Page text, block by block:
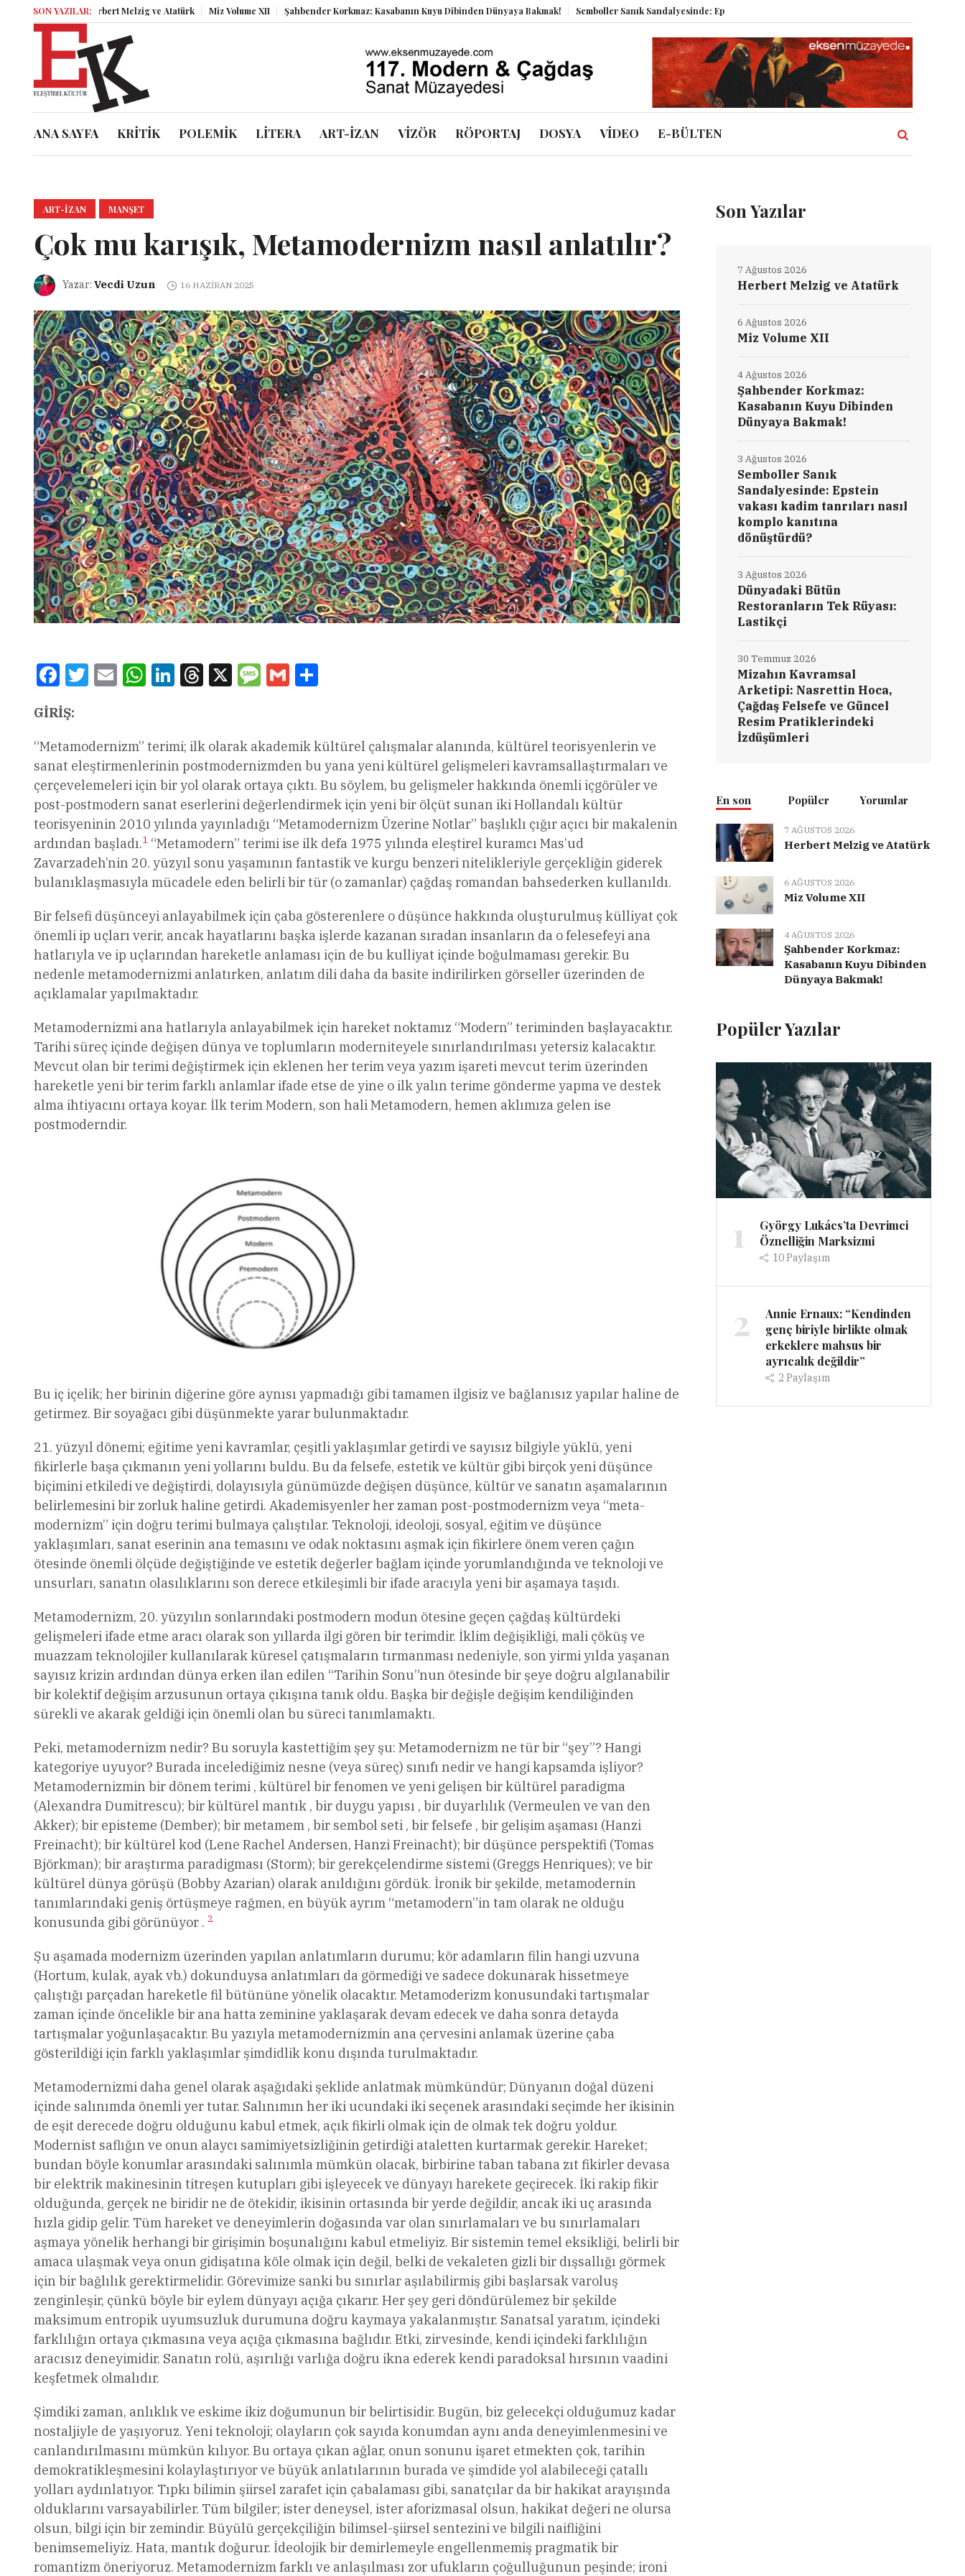
SON YAZILAR:
Herbert Melzig ve Atatürk Miz Volume XII Şahbender Korkmaz: Kasabanın Kuyu Dibinden Dünyaya Bakmak! Semboller Sanık Sandalyesinde: Epstein vakası kadim tanrıları nasıl komplo kanıtına dönüştürdü?
ANA SAYFA KRİTİK POLEMİK LİTERA ART-İZAN VİZÖR RÖPORTAJ DOSYA VİDEO E-BÜLTEN
ART-IZAN MANŞET
Çok mu karışık, Metamodernizm nasıl anlatılır?
Yazar: Vecdi Uzun 16 HAZIRAN 2025
FacebookTwitterEmail WhatsAppLinkedInThreads
X Message
Gmail
GİRİŞ:
“Metamodernizm” terimi; ilk olarak akademik kültürel çalışmalar alanında, kültürel teorisyenlerin ve
sanat eleştirmenlerinin postmodernizmden bu yana yeni kültürel gelişmeleri kavramsallaştırmaları ve
çerçevelemeleri için bir yol olarak ortaya çıktı. Bu söylem, bu gelişmeler hakkında önemli içgörüler ve
post-postmodern sanat eserlerini değerlendirmek için yeni bir ölçüt sunan iki Hollandalı kültür
teorisyeninin 2010 yılında yayınladığı “Metamodernizm Üzerine Notlar” başlıklı çığır açıcı bir makalenin
ardından başladı.1“Metamodern” terimi ise ilk defa 1975 yılında eleştirel kuramcı Mas’ud
Zavarzadeh’nin 20. yüzyıl sonu yaşamının fantastik ve kurgu benzeri nitelikleriyle gerçekliğin giderek
bulanıklaşmasıyla mücadele eden belirli bir tür (o zamanlar) çağdaş romandan bahsederken kullanıldı.
Bir felsefi düşünceyi anlayabilmek için çaba gösterenlere o düşünce hakkında oluşturulmuş külliyat çok
önemli ip uçları verir, ancak hayatlarını başka işlerde kazanan sıradan insanların da o felesefeyi ana
hatlarıyla ve ip uçlarından hareketle anlaması için de bu kulliyat içinde boğulmaması gerekir. Bu
nedenle metamodernizmi anlatırken, anlatım dili daha da basite indirilirken görseller üzerinden de
açıklamalar yapılmaktadır.
Metamodernizmi ana hatlarıyla anlayabilmek için hareket noktamız “Modern” teriminden başlayacaktır.
Tarihi süreç içinde değişen dünya ve toplumların moderniteyele sınırlandırılması yetersiz kalacaktır.
Mevcut olan bir terimi değiştirmek için eklenen her terim veya yazım işareti mevcut terim üzerinden
hareketle yeni bir terim farklı anlamlar ifade etse de yine o ilk yalın terime gönderme yapma ve destek
alma ihtiyacını ortaya koyar. İlk terim Modern, son hali Metamodern, hemen aklımıza gelen ise
postmoderndir.
Bu iç içelik; her birinin diğerine göre aynısı yapmadığı gibi tamamen ilgisiz ve bağlanısız yapılar haline de
getirmez. Bir soyağacı gibi düşünmekte yarar bulunmaktadır.
21. yüzyıl dönemi; eğitime yeni kavramlar, çeşitli yaklaşımlar getirdi ve sayısız bilgiyle yüklü, yeni
fikirlerle başa çıkmanın yeni yollarını buldu. Bu da felsefe, estetik ve kültür gibi birçok yeni düşünce
biçimini etkiledi ve değiştirdi, dolayısıyla günümüzde değişen düşünce, kültür ve sanatın aşamalarının
belirlemesini bir zorluk haline getirdi. Akademisyenler her zaman post-postmodernizm veya “meta-
modernizm” için doğru terimi bulmaya çalıştılar. Teknoloji, ideoloji, sosyal, eğitim ve düşünce
yaklaşımları, sanat eserinin ana temasını ve odak noktasını aşmak için fikirlere önem veren çağın
ötesinde önemli ölçüde değiştiğinde ve estetik değerler bağlam içinde yorumlandığında ve teknoloji ve
unsurları, sanatın olasılıklarını son derece etkileşimli bir ifade aracıyla yeni bir aşamaya taşıdı.
Metamodernizm, 20. yüzyılın sonlarındaki postmodern modun ötesine geçen çağdaş kültürdeki
gelişmeleri ifade etme aracı olarak son yıllarda ilgi gören bir terimdir. İklim değişikliği, mali çöküş ve
muazzam teknolojiler kullanılarak küresel çatışmaların tırmanması nedeniyle, son yirmi yılda yaşanan
sayısız krizin ardından dünya erken ilan edilen “Tarihin Sonu”nun ötesinde bir şeye doğru algılanabilir
bir kolektif değişim arzusunun ortaya çıkışına tanık oldu. Başka bir değişle değişim kendiliğinden
sürekli ve akarak geldiği için önemli olan bu süreci tanımlamaktı.
Peki, metamodernizm nedir? Bu soruyla kastettiğim şey şu: Metamodernizm ne tür bir “şey”? Hangi
kategoriye uyuyor? Burada incelediğimiz nesne (veya süreç) sınıfı nedir ve hangi kapsamda işliyor?
Metamodernizmin bir dönem terimi , kültürel bir fenomen ve yeni gelişen bir kültürel paradigma
(Alexandra Dumitrescu); bir kültürel mantık , bir duygu yapısı , bir duyarlılık (Vermeulen ve van den
Akker); bir episteme (Dember); bir metamem , bir sembol seti , bir felsefe , bir gelişim aşaması (Hanzi
Freinacht); bir kültürel kod (Lene Rachel Andersen, Hanzi Freinacht); bir düşünce perspektifi (Tomas
Björkman); bir araştırma paradigması (Storm); bir gerekçelendirme sistemi (Greggs Henriques); ve bir
kültürel dünya görüşü (Bobby Azarian) olarak anıldığını gördük. İronik bir şekilde, metamodernin
tanımlarındaki geniş örtüşmeye rağmen, en büyük ayrım “metamodern”in tam olarak ne olduğu
konusunda gibi görünüyor . 2
Şu aşamada modernizm üzerinden yapılan anlatımların durumu; kör adamların filin hangi uzvuna
(Hortum, kulak, ayak vb.) dokunduysa anlatımları da görmediği ve sadece dokunarak hissetmeye
çalıştığı parçadan hareketle fil bütününe yönelik olacaktır. Metamoderizm konusundaki tartışmalar
zaman içinde öncelikle bir ana hatta zeminine yaklaşarak devam edecek ve daha sonra detayda
tartışmalar yoğunlaşacaktır. Bu yazıyla metamodernizmin ana çervesini anlamak üzerine çaba
gösterildiği için farklı yaklaşımlar şimdidlik konu dışında turulmaktadır.
Metamodernizmi daha genel olarak aşağıdaki şeklide anlatmak mümkündür; Dünyanın doğal düzeni
içinde salınımda önemli yer tutar. Salınımın her iki ucundaki iki seçenek arasındaki seçimde her ikisinin
de eşit derecede doğru olduğunu kabul etmek, açık fikirli olmak için de olmak tek doğru yoldur.
Modernist saflığın ve onun alaycı samimiyetsizliğinin getirdiği ataletten kurtarmak gerekir. Hareket;
bundan böyle konumlar arasındaki salınımla mümkün olacak, birbirine taban tabana zıt fikirler devasa
bir elektrik makinesinin titreşen kutupları gibi işleyecek ve dünyayı harekete geçirecek. İki rakip fikir
olduğunda, gerçek ne biridir ne de ötekidir, ikisinin ortasında bir yerde değildir, ancak iki uç arasında
hızla gidip gelir. Tüm hareket ve deneyimlerin doğasında var olan sınırlamaları ve bu sınırlamaları
aşmaya yönelik herhangi bir girişimin boşunalığını kabul etmeliyiz. Bir sistemin temel eksikliği, belirli bir
amaca ulaşmak veya onun gidişatına köle olmak için değil, belki de vekaleten gizli bir dışsallığı görmek
için bir bağlılık gerektirmelidir. Görevimize sanki bu sınırlar aşılabilirmiş gibi başlarsak varoluş
zenginleşir, çünkü böyle bir eylem dünyayı açığa çıkarır. Her şey geri döndürülemez bir şekilde
maksimum entropik uyumsuzluk durumuna doğru kaymaya yakalanmıştır. Sanatsal yaratım, içindeki
farklılığın ortaya çıkmasına veya açığa çıkmasına bağlıdır. Etki, zirvesinde, kendi içindeki farklılığın
aracısız deneyimidir. Sanatın rolü, aşırılığı varlığa doğru ikna ederek kendi paradoksal hırsının vaadini
keşfetmek olmalıdır.
Şimdiki zaman, anlıklık ve eskime ikiz doğumunun bir belirtisidir. Bugün, biz gelecekçi olduğumuz kadar
nostaljiyle de yaşıyoruz. Yeni teknoloji; olayların çok sayıda konumdan aynı anda deneyimlenmesini ve
canlandırılmasını mümkün kılıyor. Bu ortaya çıkan ağlar, onun sonunu işaret etmekten çok, tarihin
demokratikleşmesini kolaylaştırıyor ve büyük anlatılarının burada ve şimdide yol alabileceği çatallı
yolları aydınlatıyor. Tıpkı bilimin şiirsel zarafet için çabalaması gibi, sanatçılar da bir hakikat arayışında
olduklarını varsayabilirler. Tüm bilgiler; ister deneysel, ister aforizmasal olsun, hakikat değeri ne olursa
olsun, bilgi için bir zemindir. Büyülü gerçekçiliğin bilimsel-şiirsel sentezini ve bilgili naifliğini
benimsemeliyiz. Hata, mantık doğurur. İdeolojik bir demirlemeyle engellenmemiş pragmatik bir
romantizm öneriyoruz. Metamodernizm farklı ve anlaşılması zor ufukların çoğulluğunun peşinde; ironi
Son Yazılar
Herbert Melzig ve Atatürk
7 Ağustos 2026
Miz Volume XII
6 Ağustos 2026
Şahbender Korkmaz:
Kasabanın Kuyu Dibinden
Dünyaya Bakmak!
4 Ağustos 2026
Semboller Sanık
Sandalyesinde: Epstein
vakası kadim tanrıları nasıl
komplo kanıtına
dönüştürdü?
3 Ağustos 2026
Dünyadaki Bütün
Restoranların Tek Rüyası:
Lastikçi
3 Ağustos 2026
Mizahın Kavramsal
Arketipi: Nasrettin Hoca,
Çağdaş Felsefe ve Güncel
Resim Pratiklerindeki
İzdüşümleri
30 Temmuz 2026
En son Popüler Yorumlar
7 AĞUSTOS 2026
Herbert Melzig ve Atatürk
6 AĞUSTOS 2026
Miz Volume XII
4 AĞUSTOS 2026
Şahbender Korkmaz:
Kasabanın Kuyu Dibinden
Dünyaya Bakmak!
Popüler Yazılar
1
György Lukács’ta Devrimci
Öznelliğin Marksizmi
10Paylaşım
2
Annie Ernaux: “Kendinden
genç biriyle birlikte olmak
erkeklere mahsus bir
ayrıcalık değildir”
2Paylaşım